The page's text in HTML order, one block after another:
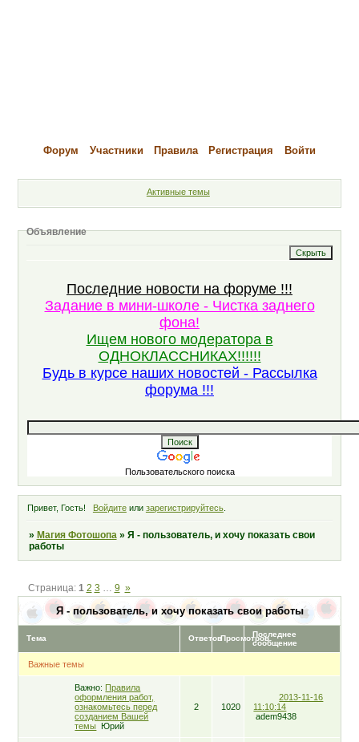
Форум Участники Правила Регистрация Войти
Активные темы
Объявление
Последние новости на форуме !!!
Задание в мини-школе - Чистка заднего
фона!
Ищем нового модератора в
ОДНОКЛАССНИКАХ!!!!!!
Будь в курсе наших новостей - Рассылка
форума !!!
Пользовательского поиска
Привет, Гость! Войдитеили зарегистрируйтесь.
» Магия Фотошопа » Я - пользователь, и хочу показать свои
работы
Я - пользователь, и хочу показать свои работы
Страница: 1 2 3 9 »
Тема ОтветовПросмотровПоследнее
сообщение
Важные темы
Важно: Правила
оформления работ,
ознакомьтесь перед
созданием Вашей
темы Юрий
2 1020
2013-11-16
11:10:14
adem9438